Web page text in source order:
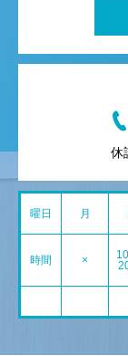
休
曜日 月
時間 ×